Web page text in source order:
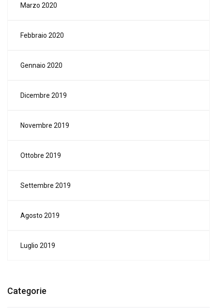
Marzo 2020
Febbraio 2020
Gennaio 2020
Dicembre 2019
Novembre 2019
Ottobre 2019
Settembre 2019
Agosto 2019
Luglio 2019
Categorie